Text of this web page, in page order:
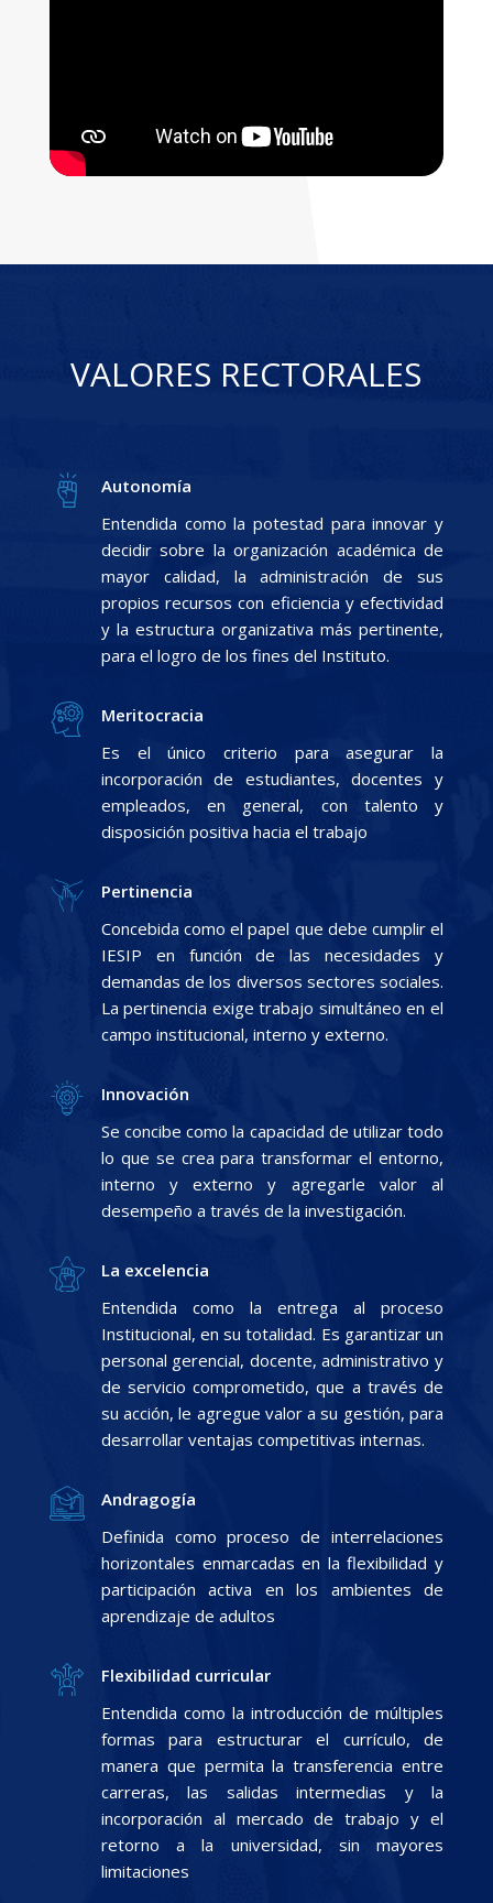
VALORES RECTORALES
Autonomía
Entendida como la potestad para innovar y
decidir sobre la organización académica de
mayor calidad, la administración de sus
propios recursos con eficiencia y efectividad
y la estructura organizativa más pertinente,
para el logro de los fines del Instituto.
Meritocracia
Es el único criterio para asegurar la
incorporación de estudiantes, docentes y
empleados, en general, con talento y
disposición positiva hacia el trabajo
Pertinencia
Concebida como el papel que debe cumplir el
IESIP en función de las necesidades y
demandas de los diversos sectores sociales.
La pertinencia exige trabajo simultáneo en el
campo institucional, interno y externo.
Innovación
Se concibe como la capacidad de utilizar todo
lo que se crea para transformar el entorno,
interno y externo y agregarle valor al
desempeño a través de la investigación.
La excelencia
Entendida como la entrega al proceso
Institucional, en su totalidad. Es garantizar un
personal gerencial, docente, administrativo y
de servicio comprometido, que a través de
su acción, le agregue valor a su gestión, para
desarrollar ventajas competitivas internas.
Andragogía
Definida como proceso de interrelaciones
horizontales enmarcadas en la flexibilidad y
participación activa en los ambientes de
aprendizaje de adultos
Flexibilidad curricular
Entendida como la introducción de múltiples
formas para estructurar el currículo, de
manera que permita la transferencia entre
carreras, las salidas intermedias y la
incorporación al mercado de trabajo y el
retorno a la universidad, sin mayores
limitaciones